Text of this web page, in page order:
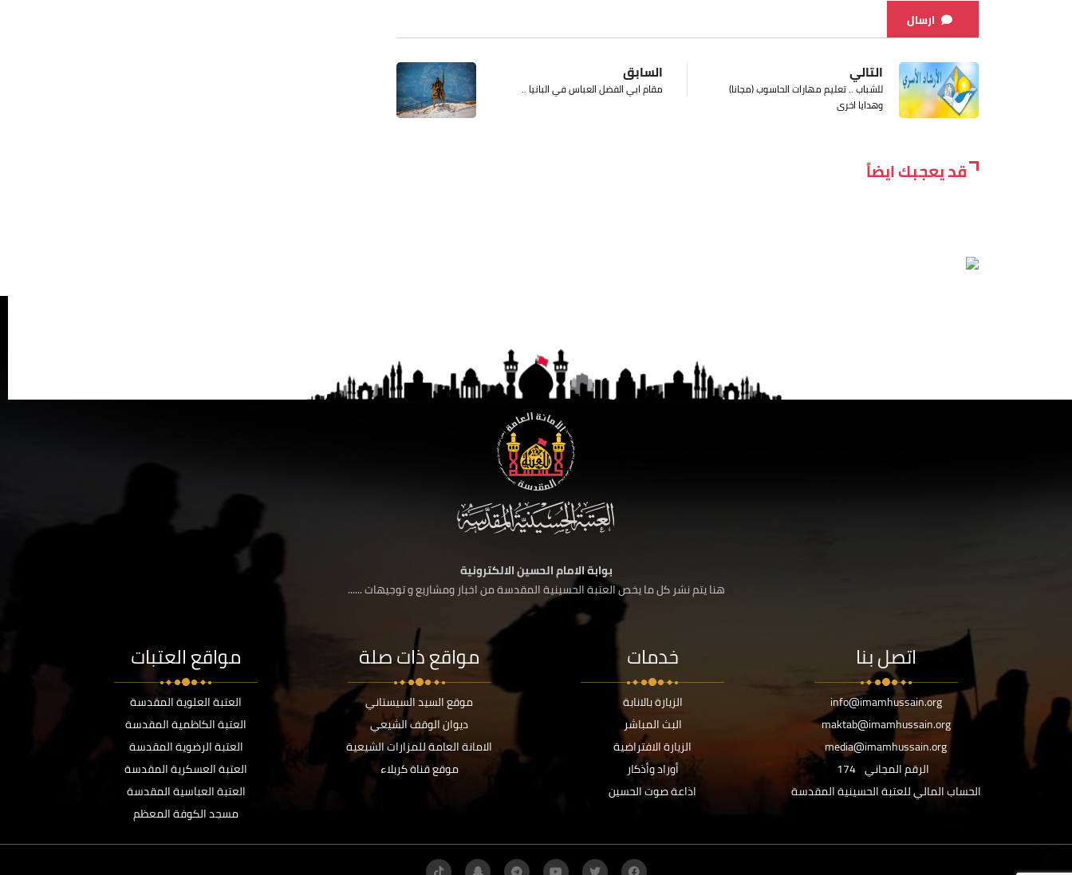
ارسال
السابق
مقام ابي الفضل العباس في البانيا ..
التالي
للشباب .. تعليم مهارات الحاسوب (مجانا)
وهدايا اخرى
قد يعجبك ايضاً
بوابة الامام الحسين الالكترونية
هنا يتم نشر كل ما يخص العتبة الحسينية المقدسة من اخبار ومشاريع و توجيهات ......
اتصل بنا
info@imamhussain.org
maktab@imamhussain.org
media@imamhussain.org
الرقم المجاني 174
الحساب المالي للعتبة الحسينية المقدسة
خدمات
الزيارة بالانابة
البث المباشر
الزيارة الافتراضية
أوراد وأذكار
اذاعة صوت الحسين
مواقع ذات صلة
موقع السيد السيستاني
ديوان الوقف الشيعي
الامانة العامة للمزارات الشيعية
موقع قناة كربلاء
مواقع العتبات
العتبة العلوية المقدسة
العتبة الكاظمية المقدسة
العتبة الرضوية المقدسة
العتبة العسكرية المقدسة
العتبة العباسية المقدسة
مسجد الكوفة المعظم